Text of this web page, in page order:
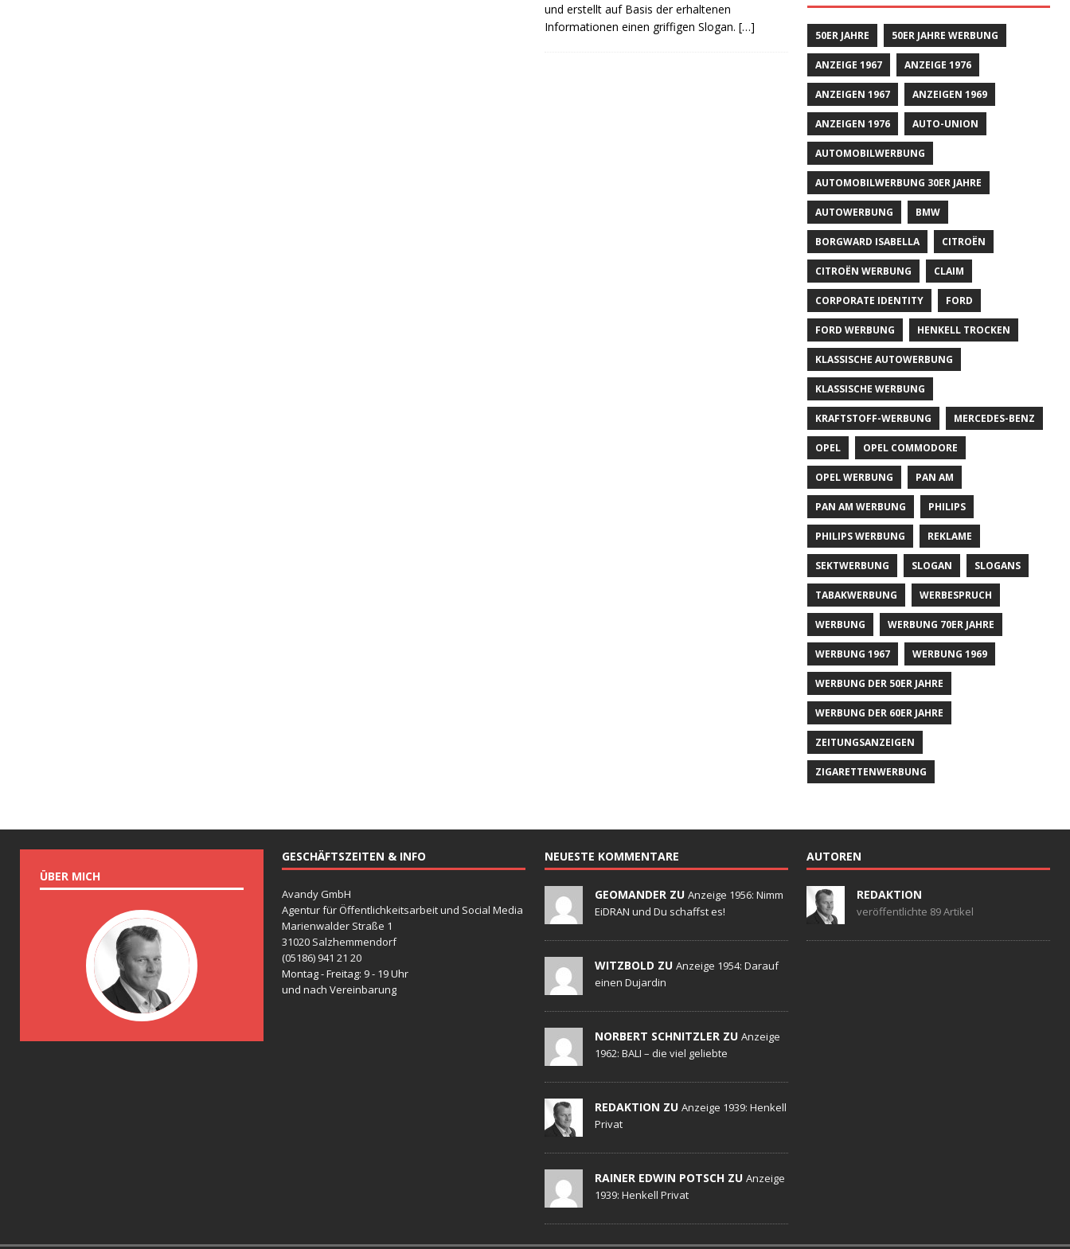
und erstellt auf Basis der erhaltenen
Informationen einen griffigen Slogan.[…]
50ER JAHRE 50ER JAHRE WERBUNG
ANZEIGE 1967 ANZEIGE 1976
ANZEIGEN 1967 ANZEIGEN 1969
ANZEIGEN 1976 AUTO-UNION
AUTOMOBILWERBUNG
AUTOMOBILWERBUNG 30ER JAHRE
AUTOWERBUNG BMW
BORGWARD ISABELLA CITROËN
CITROËN WERBUNG CLAIM
CORPORATE IDENTITY FORD
FORD WERBUNG HENKELL TROCKEN
KLASSISCHE AUTOWERBUNG
KLASSISCHE WERBUNG
KRAFTSTOFF-WERBUNG MERCEDES-BENZ
OPEL OPEL COMMODORE
OPEL WERBUNG PAN AM
PAN AM WERBUNG PHILIPS
PHILIPS WERBUNG REKLAME
SEKTWERBUNG SLOGAN SLOGANS
TABAKWERBUNG WERBESPRUCH
WERBUNG WERBUNG 70ER JAHRE
WERBUNG 1967 WERBUNG 1969
WERBUNG DER 50ER JAHRE
WERBUNG DER 60ER JAHRE
ZEITUNGSANZEIGEN
ZIGARETTENWERBUNG
ÜBER MICH
GESCHÄFTSZEITEN & INFO
Avandy GmbH
Agentur für Öffentlichkeitsarbeit und Social Media
Marienwalder Straße 1
31020 Salzhemmendorf
(05186) 941 21 20
Montag - Freitag: 9 - 19 Uhr
und nach Vereinbarung
NEUESTE KOMMENTARE
GEOMANDER ZU Anzeige 1956: Nimm
EiDRAN und Du schaffst es!
WITZBOLD ZU Anzeige 1954: Darauf
einen Dujardin
NORBERT SCHNITZLER ZU Anzeige
1962: BALI – die viel geliebte
REDAKTION ZU Anzeige 1939: Henkell
Privat
RAINER EDWIN POTSCH ZU Anzeige
1939: Henkell Privat
AUTOREN
REDAKTION
veröffentlichte 89 Artikel